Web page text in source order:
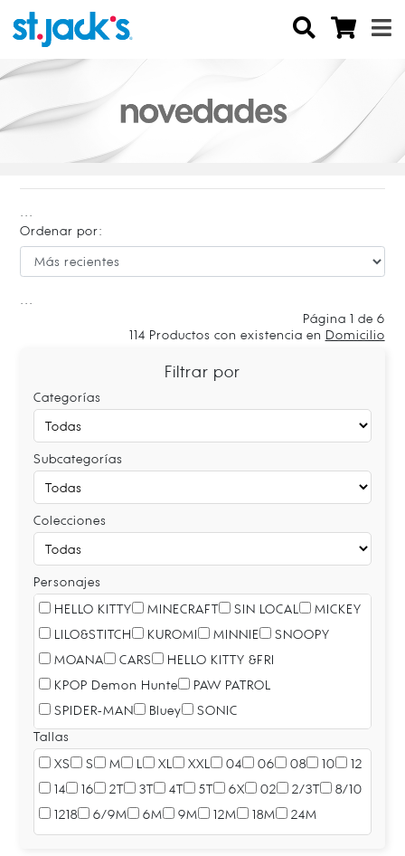
Ordenar por:
Página 1 de 6
114 Productos con existencia en Domicilio
Filtrar por
Categorías
Subcategorías
Colecciones
Personajes
HELLO KITTY
MINECRAFT SIN LOCAL
MICKEY
LILO&STITCH
KUROMI MINNIE
SNOOPY
MOANA
CARS
HELLO KITTY &FRI
KPOP Demon Hunte
PAW PATROL
SPIDER-MAN
Bluey
SONIC
SPDM BRADE ND NL
Tallas
XS
S M L XL XXL 04 06 08 10
12
14
16 2T 3T 4T 5T 6X 02 2/3T
8/10
1218
6/9M 6M 9M 12M 18M 24M